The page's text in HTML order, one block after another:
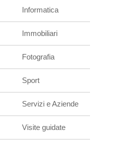
Informatica
Immobiliari
Fotografia
Sport
Servizi e Aziende
Visite guidate